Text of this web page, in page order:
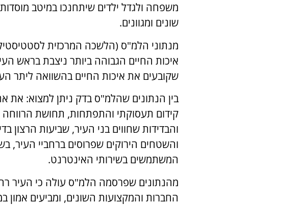
משפחה ולגדל ילדים שיתחנכו במיטב
שונים ומגוונים.
איכות החיים הגבוהה ביותר ניצבת בראש
שקובעים את איכות החיים בהשוואה ליתר
בין הנתונים שהלמ"ס בדק ניתן למצוא: את
קידום תעסוקתי והתפתחות, תחושת
והבדידות שחווים בני העיר, שביעות הרצון
והשטחים הירוקים שפרוסים ברחביי העיר,
המשתמשים בשירותי האינטרנט.
מהנתונים שפרסמה הלמ"ס עולה כי העיר
החברות והמקצועות השונים, ומביעים אמון